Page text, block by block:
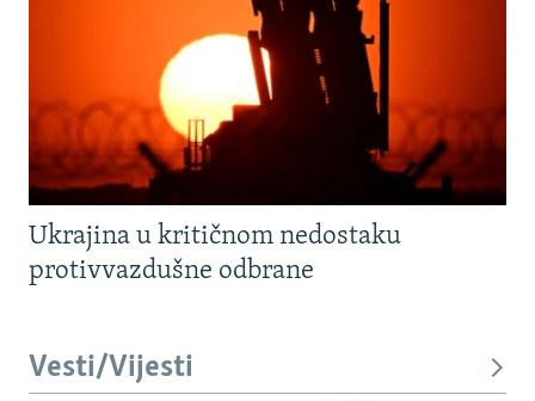
Ukrajina u kritičnom nedostaku
protivvazdušne odbrane
Vesti/Vijesti